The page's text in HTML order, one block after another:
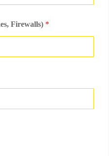
Firewalls) *